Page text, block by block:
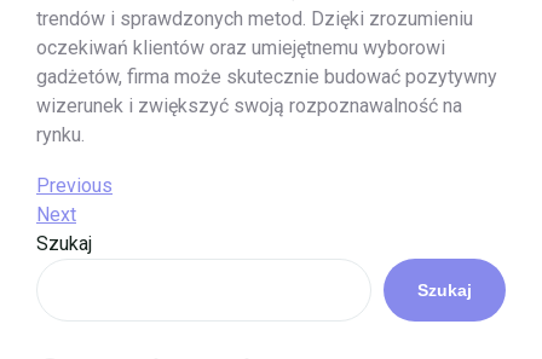
trendów i sprawdzonych metod. Dzięki zrozumieniu
oczekiwań klientów oraz umiejętnemu wyborowi
gadżetów, firma może skutecznie budować pozytywny
wizerunek i zwiększyć swoją rozpoznawalność na
rynku.
Nawigacja
wpisu
Previous
Post
Previous
Next
Post
Next
Szukaj
Szukaj